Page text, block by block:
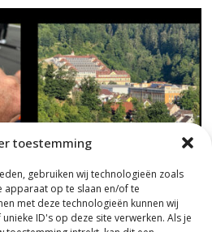
toestemming
gebruiken wij technologieën zoals
op te slaan en/of te
met deze technologieën kunnen wij
ID's op deze site verwerken. Als je